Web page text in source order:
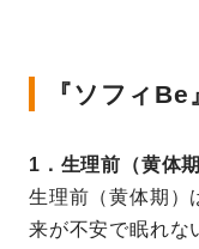
『ソフィ
1．生理前（黄体
生理前（黄体期）
来が不安で眠れな